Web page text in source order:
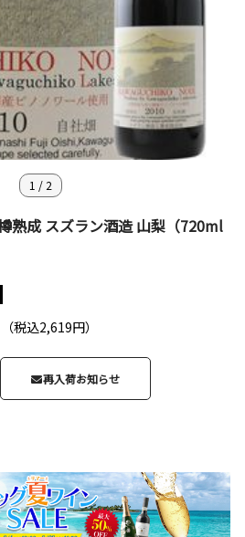
1 / 2
熟成 スズラン酒造 山梨（720ml
（税込2,619円）
再入荷お知らせ